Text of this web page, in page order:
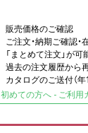
販売価格のご確認
ご注文・納期ご確認・
「まとめて注文」が可
過去の注文履歴から
カタログのご送付（年
初めての方へ - ご利用